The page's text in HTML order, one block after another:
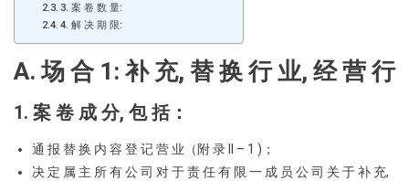
3. 案 卷 数 量:
4. 解 决 期 限:
A. 场 合 1: 补 充, 替 换 行 业, 经 营 行
1. 案 卷 成 分, 包 括：
通 报 替 换 内 容 登 记 营 业（附 录 II – 1 )；
决 定 属 主 所 有 公 司 对 于 责 任 有 限 一 成 员 公 司 关 于 补 充,